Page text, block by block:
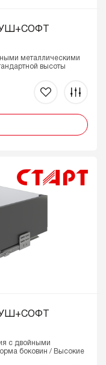
металлическими
высоты
с двойными
боковин / Высокие